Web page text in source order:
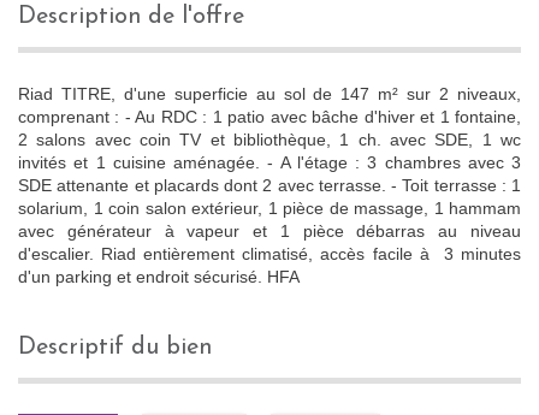
description de l'offre
Riad TITRE, d'une superficie au sol de 147 m² sur 2 niveaux,
comprenant : - Au RDC : 1 patio avec bâche d'hiver et 1 fontaine,
2 salons avec coin TV et bibliothèque, 1 ch. avec SDE, 1 wc
invités et 1 cuisine aménagée. - A l'étage : 3 chambres avec 3
SDE attenante et placards dont 2 avec terrasse. - Toit terrasse : 1
solarium, 1 coin salon extérieur, 1 pièce de massage, 1 hammam
avec générateur à vapeur et 1 pièce débarras au niveau
d'escalier. Riad entièrement climatisé, accès facile à 3 minutes
d'un parking et endroit sécurisé. HFA
descriptif du bien